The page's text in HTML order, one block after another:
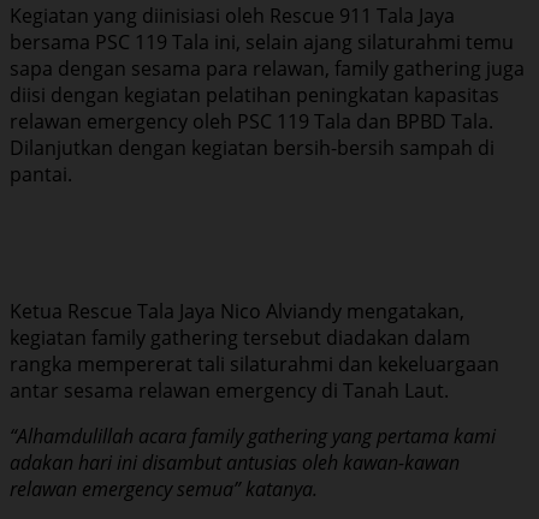
Kegiatan yang diinisiasi oleh Rescue 911 Tala Jaya
bersama PSC 119 Tala ini, selain ajang silaturahmi temu
sapa dengan sesama para relawan, family gathering juga
diisi dengan kegiatan pelatihan peningkatan kapasitas
relawan emergency oleh PSC 119 Tala dan BPBD Tala.
Dilanjutkan dengan kegiatan bersih-bersih sampah di
pantai.
Ketua Rescue Tala Jaya Nico Alviandy mengatakan,
kegiatan family gathering tersebut diadakan dalam
rangka mempererat tali silaturahmi dan kekeluargaan
antar sesama relawan emergency di Tanah Laut.
“Alhamdulillah acara family gathering yang pertama kami
adakan hari ini disambut antusias oleh kawan-kawan
relawan emergency semua” katanya.